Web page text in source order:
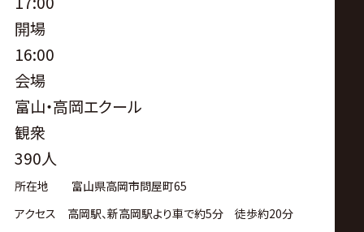
ト
開場
16:00
会場
富山・高岡エクール
観衆
390人
所在地 富山県高岡市問屋町65
アクセス 高岡駅、新高岡駅より車で約5分 徒歩約20分